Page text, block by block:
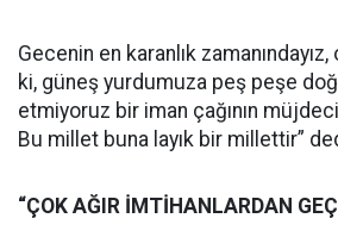
Gecenin en karanlık
ki, güneş yurdumuza peş peşe
etmiyoruz bir iman çağının
Bu millet buna layık bir millettir”
“ÇOK AĞIR İMTİHANLARDAN